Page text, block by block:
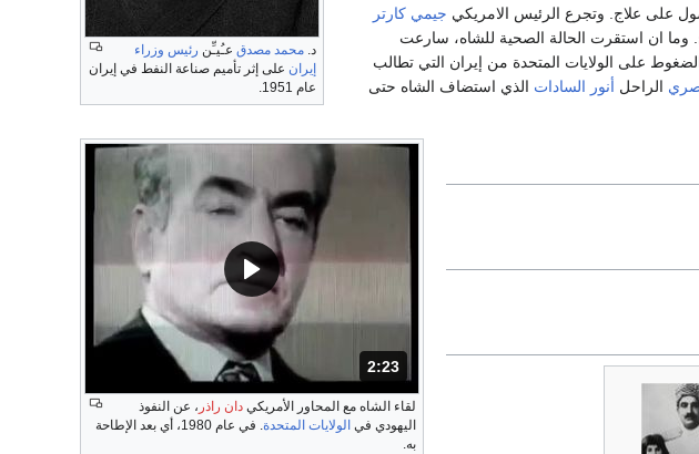
د. محمد مصدق عـُيـِّن رئيس وزراء
إيران على إثر تأميم صناعة النفط في إيران
عام 1951.
على علاج. وتجرع الرئيس الامريكي جيمي كارتر
وما ان استقرت الحالة الصحية للشاه، سارعت
على الولايات المتحدة من إيران التي تطالب
الراحل أنور السادات الذي استضاف الشاه حتى
المدة: دقائق و 23 ثواني.
2:23
لقاء الشاه مع المحاور الأمريكي دان راذر ، عن النفوذ
اليهودي في الولايات المتحدة
. في عام 1980، أي بعد الإطاحة
به.